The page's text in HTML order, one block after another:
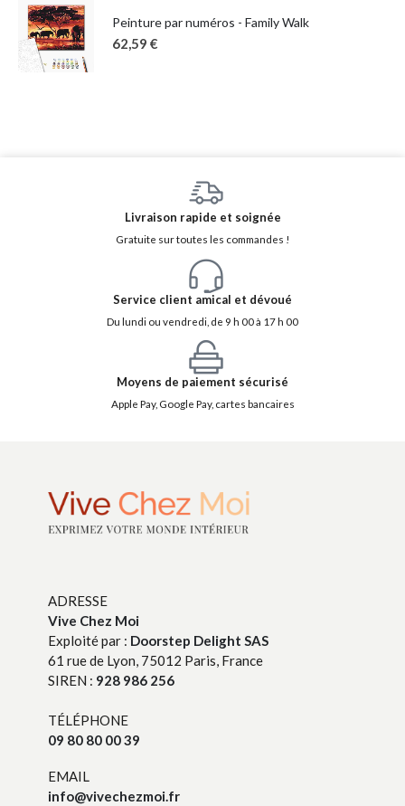
Peinture par numéros - Family Walk
62,59 €
Livraison rapide et soignée
Gratuite sur toutes les commandes !
Service client amical et dévoué
Du lundi ou vendredi, de 9 h 00 à 17 h 00
Moyens de paiement sécurisé
Apple Pay, Google Pay, cartes bancaires
ADRESSE
Vive Chez Moi
Exploité par : Doorstep Delight SAS
61 rue de Lyon, 75012 Paris, France
SIREN : 928 986 256
TÉLÉPHONE
09 80 80 00 39
EMAIL
info@vivechezmoi.fr